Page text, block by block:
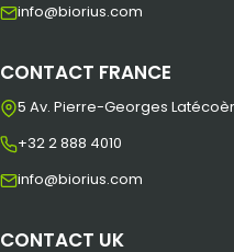
info@biorius.com
CONTACT FRANCE
5 Av. Pierre-Georges
+32 2 888 4010
info@biorius.com
CONTACT UK